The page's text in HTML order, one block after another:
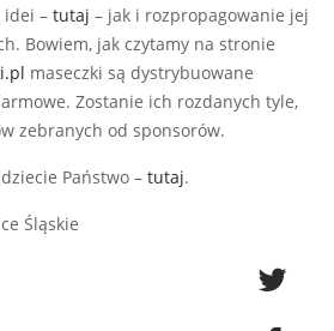
idei – tutaj – jak i rozpropagowanie jej
Bowiem, jak czytamy na stronie
maseczki są dystrybuowane
Zostanie ich rozdanych tyle,
zebranych od sponsorów.
Państwo – tutaj.
Śląskie